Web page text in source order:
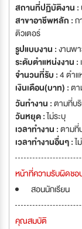
สถานที่ปฏิบัติงาน :
สาขาอาชีพหลัก :ก
ติวเตอร์
รูปแบบงาน :งานพ
ระดับตำแหน่งงาน :
จำนวนที่รับ :4 ตำแ
เงินเดือน(บาท) :ต
วันทำงาน :ตามที่บ
วันหยุด :ไม่ระบุ
เวลาทำงาน :ตามที่
เวลาทำงานอื่นๆ :ไ
หน้าที่ความรับผิดชอ
สอนนักเรียน
คุณสมบัติ